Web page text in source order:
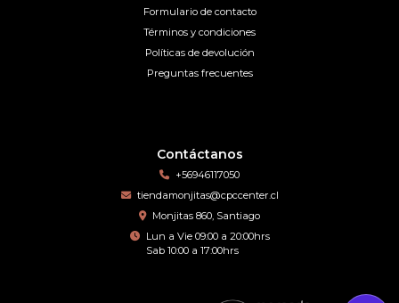
Formulario de contacto
Términos y condiciones
Políticas de devolución
Preguntas frecuentes
Contáctanos
+56946117050
tiendamonjitas@cpccenter.cl
Monjitas 860, Santiago
Lun a Vie 09:00 a 20:00hrs
Sab 10:00 a 17:00hrs